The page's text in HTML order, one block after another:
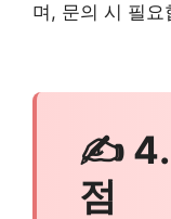
며, 문의 시 필요
✍ 4.
점